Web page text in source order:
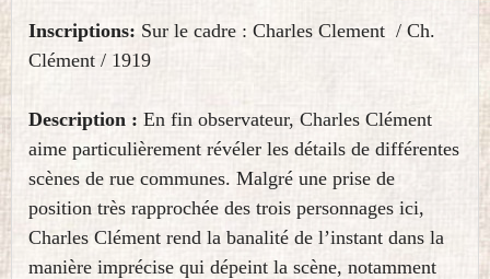
Inscriptions: Sur le cadre : Charles Clement / Ch.
Clément / 1919
Description : En fin observateur, Charles Clément
aime particulièrement révéler les détails de différentes
scènes de rue communes. Malgré une prise de
position très rapprochée des trois personnages ici,
Charles Clément rend la banalité de l’instant dans la
manière imprécise qui dépeint la scène, notamment